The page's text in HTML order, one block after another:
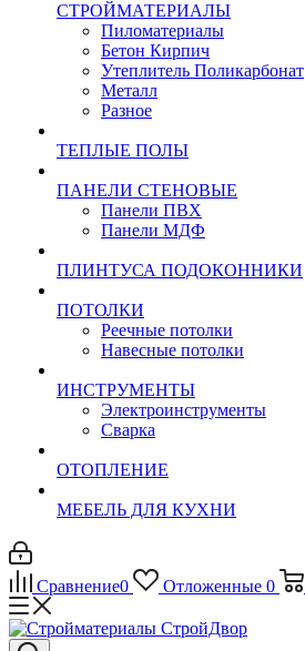
СТРОЙМАТЕРИАЛЫ
Пиломатериалы
Бетон Кирпич
Утеплитель Поликарбонат
Металл
Разное
ТЕПЛЫЕ ПОЛЫ
ПАНЕЛИ СТЕНОВЫЕ
Панели ПВХ
Панели МДФ
ПЛИНТУСА ПОДОКОННИКИ
ПОТОЛКИ
Реечные потолки
Навесные потолки
ИНСТРУМЕНТЫ
Электроинструменты
Сварка
ОТОПЛЕНИЕ
МЕБЕЛЬ ДЛЯ КУХНИ
Сравнение0 Отложенные 0